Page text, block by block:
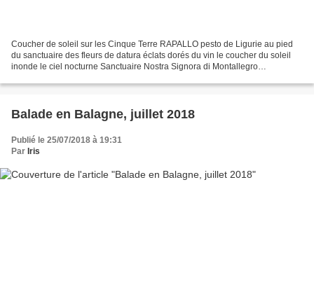
Coucher de soleil sur les Cinque Terre RAPALLO pesto de Ligurie au pied
du sanctuaire des fleurs de datura éclats dorés du vin le coucher du soleil
inonde le ciel nocturne Sanctuaire Nostra Signora di Montallegro
Balade en Balagne, juillet 2018
Publié le 25/07/2018 à 19:31
Par Iris